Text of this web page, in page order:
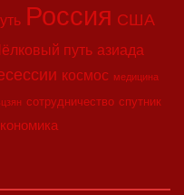
Россия США
путь азиада
космос медицина
сотрудничество спутник